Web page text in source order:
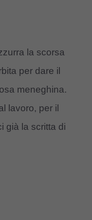
la scorsa
per dare il
meneghina.
lavoro, per il
già la scritta di